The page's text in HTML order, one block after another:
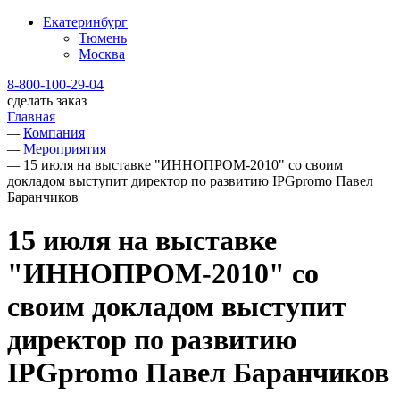
Екатеринбург
Тюмень
Москва
8-800-100-29-04
сделать заказ
Главная
— Компания
— Мероприятия
— 15 июля на выставке "ИННОПРОМ-2010" со своим
докладом выступит директор по развитию IPGpromo Павел
Баранчиков
15 июля на выставке
"ИННОПРОМ-2010" со
своим докладом выступит
директор по развитию
IPGpromo Павел Баранчиков